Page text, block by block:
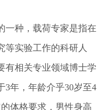
种，载荷专家是指在
等实验工作的科研人
有相关专业领域博士学
3年，年龄介乎30岁至4
体格要求，男性身高